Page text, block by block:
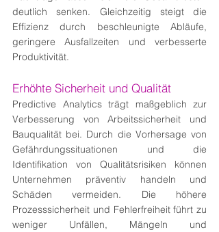
deutlich senken. Gleichzeitig steigt die
Effizienz durch beschleunigte Abläufe,
geringere Ausfallzeiten und verbesserte
Produktivität.
Erhöhte Sicherheit und Qualität
Predictive Analytics trägt maßgeblich zur
Verbesserung von Arbeitssicherheit und
Bauqualität bei. Durch die Vorhersage von
Gefährdungssituationen und die
Identifikation von Qualitätsrisiken können
Unternehmen präventiv handeln und
Schäden vermeiden. Die höhere
Prozesssicherheit und Fehlerfreiheit führt zu
weniger Unfällen, Mängeln und